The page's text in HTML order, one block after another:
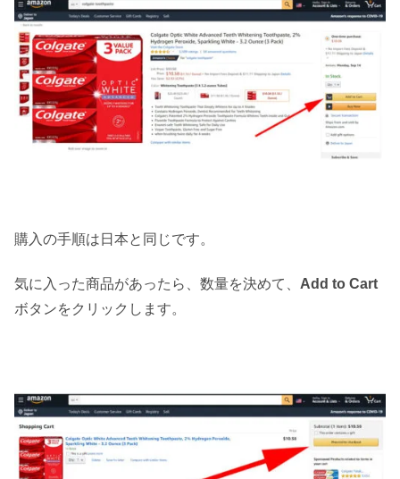
購入の手順は日本と同じです。
気に入った商品があったら、数量を決めて、 Add to Cart
ボタンをクリックします。